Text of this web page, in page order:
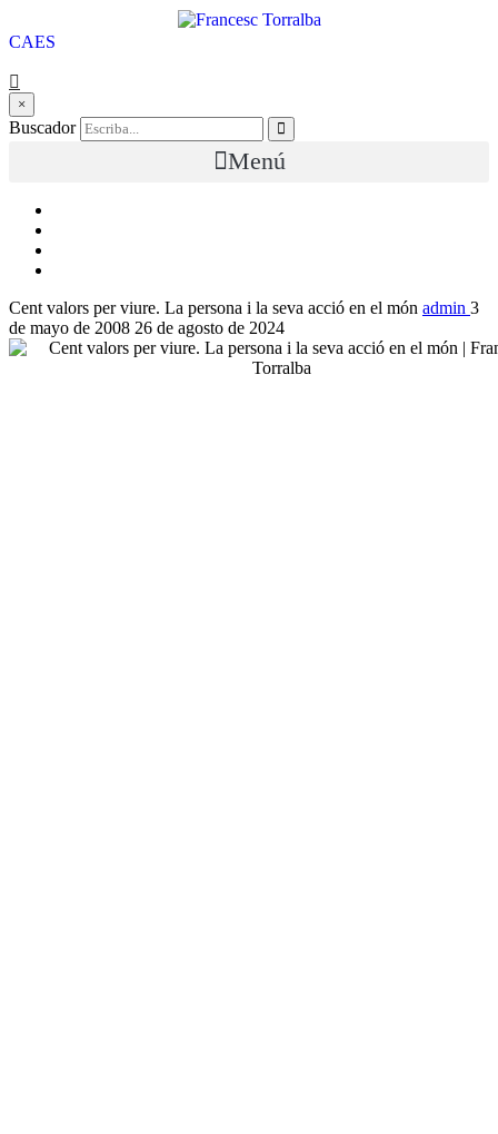
CAES
×
Buscador
Menú
Cent valors per viure. La persona i la seva acció en el món admin 3
de mayo de 2008 26 de agosto de 2024